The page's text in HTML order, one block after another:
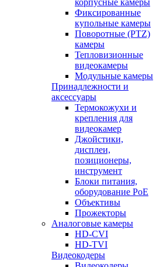
корпусные камеры
Фиксированные
купольные камеры
Поворотные (PTZ)
камеры
Тепловизионные
видеокамеры
Модульные камеры
Принадлежности и
аксессуары
Термокожухи и
крепления для
видеокамер
Джойстики,
дисплеи,
позиционеры,
инструмент
Блоки питания,
оборудование PoE
Объективы
Прожекторы
Аналоговые камеры
HD-CVI
HD-TVI
Видеокодеры